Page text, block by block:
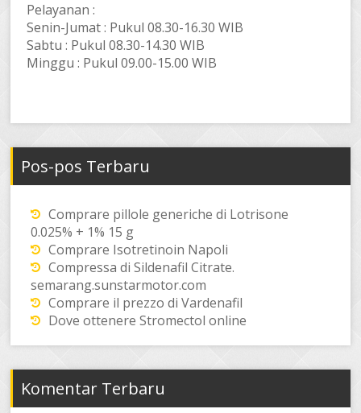
Pelayanan :
Senin-Jumat : Pukul 08.30-16.30 WIB
Sabtu : Pukul 08.30-14.30 WIB
Minggu : Pukul 09.00-15.00 WIB
Pos-pos Terbaru
Comprare pillole generiche di Lotrisone
0.025% + 1% 15 g
Comprare Isotretinoin Napoli
Compressa di Sildenafil Citrate.
semarang.sunstarmotor.com
Comprare il prezzo di Vardenafil
Dove ottenere Stromectol online
Komentar Terbaru